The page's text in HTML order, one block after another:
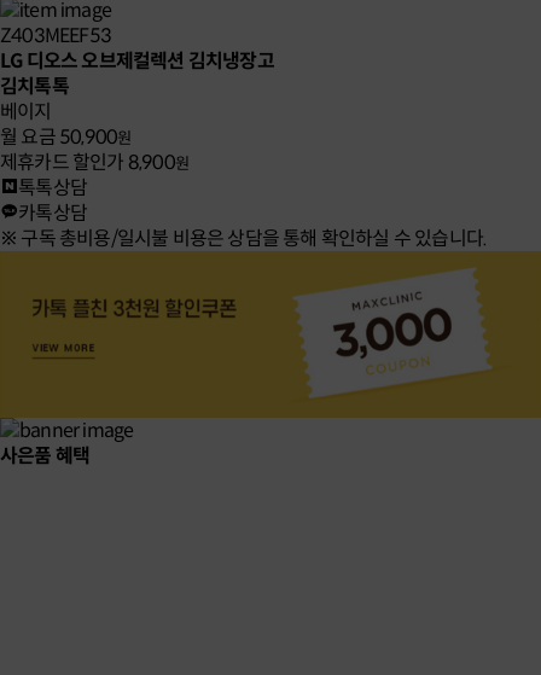
Z403MEEF53
LG 디오스 오브제컬렉션 김치냉장고
김치톡톡
베이지
월 요금50,900원
제휴카드 할인가 8,900원
톡톡상담
카톡상담
※ 구독 총비용/일시불 비용은 상담을 통해 확인하실 수 있습니다.
사은품 혜택